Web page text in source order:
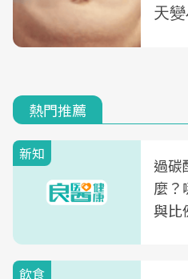
熱門推薦
新知
過碳
麼？
與比
飲食